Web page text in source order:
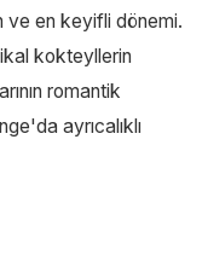
ve en keyifli dönemi.
kokteyllerin
romantik
ayrıcalıklı